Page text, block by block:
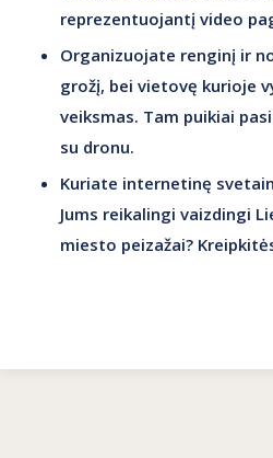
reprezentuojantį video
Organizuojate renginį ir
grožį, bei vietovę kurioje
veiksmas. Tam puikiai
su dronu.
Kuriate internetinę
Jums reikalingi vaizdingi
miesto peizažai?